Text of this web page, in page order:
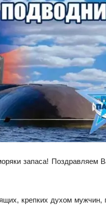
собор
запаса! Поздравляем
крепких духом мужчин,